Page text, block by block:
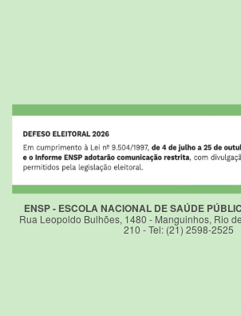
ENSP - ESCOLA NACIONAL DE SAÚDE
Rua Leopoldo Bulhões, 1480 - Manguinhos, Rio
210 - Tel: (21) 2598-2525